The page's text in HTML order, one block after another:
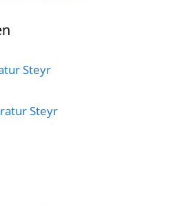
Steyr
Steyr